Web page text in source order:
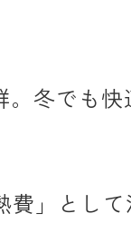
。冬でも
費」とし